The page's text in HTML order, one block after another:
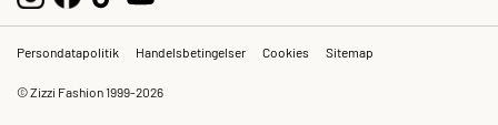
Persondatapolitik Handelsbetingelser Cookies Sitemap
© Zizzi Fashion 1999-2026